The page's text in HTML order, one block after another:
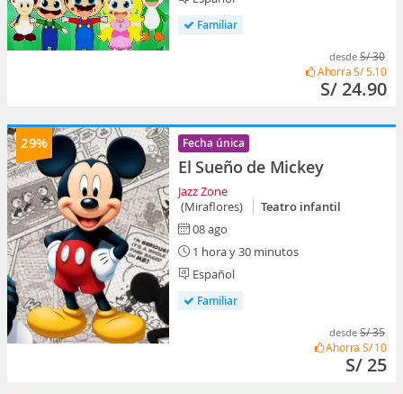
Familiar
desde S/ 30
AhorraS/ 5.10
S/ 24.90
29% Fecha única
El Sueño de Mickey
Jazz Zone
(Miraflores)
Teatro infantil
08 ago
1 hora y 30 minutos
Español
Familiar
desde S/ 35
Ahorra S/ 10
S/ 25